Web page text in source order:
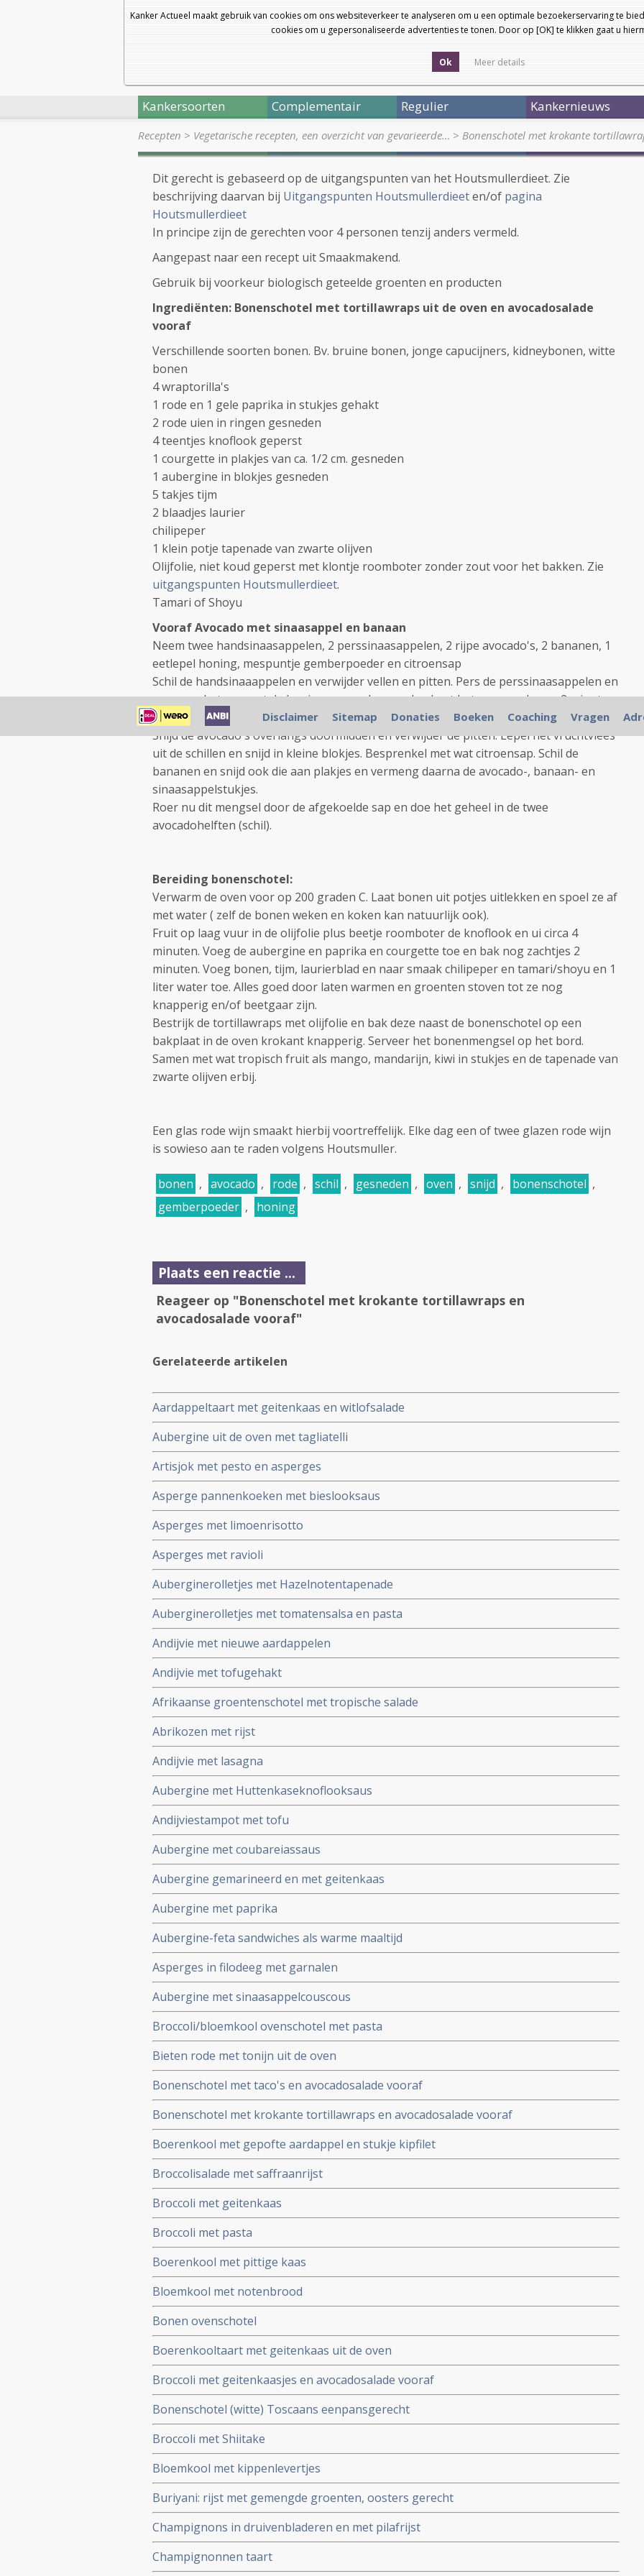
Kanker Actueel maakt gebruik van cookies om ons websiteverkeer te analyseren om u een optimale bezoekerservaring te
cookies om u gepersonaliseerde advertenties te tonen. Door op [OK] te klikken gaat u
Ok Meer details
Kankersoorten Complementair Regulier Kankernieuws
Recepten > Vegetarische recepten, een overzicht van gevarieerde… > Bonenschotel met krokante
Dit gerecht is gebaseerd op de uitgangspunten van het Houtsmullerdieet. Zie
beschrijving daarvan bij Uitgangspunten Houtsmullerdieeten/of pagina
Houtsmullerdieet
In principe zijn de gerechten voor 4 personen tenzij anders vermeld.
Aangepast naar een recept uit Smaakmakend.
Gebruik bij voorkeur biologisch geteelde groenten en producten
Ingrediënten: Bonenschotel met tortillawraps uit de oven en avocadosalade
vooraf
Verschillende soorten bonen. Bv. bruine bonen, jonge capucijners, kidneybonen, witte
bonen
4 wraptorilla's
1 rode en 1 gele paprika in stukjes gehakt
2 rode uien in ringen gesneden
4 teentjes knoflook geperst
1 courgette in plakjes van ca. 1/2 cm. gesneden
1 aubergine in blokjes gesneden
5 takjes tijm
2 blaadjes laurier
chilipeper
1 klein potje tapenade van zwarte olijven
Olijfolie, niet koud geperst met klontje roomboter zonder zout voor het bakken. Zie
uitgangspunten Houtsmullerdieet.
Tamari of Shoyu
Vooraf Avocado met sinaasappel en banaan
Neem twee handsinaasappelen, 2 perssinaasappelen, 2 rijpe avocado's, 2 bananen, 1
eetlepel honing, mespuntje gemberpoeder en citroensap
Schil de handsinaaappelen en verwijder vellen en pitten. Pers de perssinaasappelen en
vermeng het sap met de honing en gemberpoeder. Laat het gemengde sap 2 minuten
zachtjes koken en vervolgens afkoelen.
Snijd de avocado's overlangs doormidden en verwijder de pitten. Lepel het vruchtvlees
uit de schillen en snijd in kleine blokjes. Besprenkel met wat citroensap. Schil de
bananen en snijd ook die aan plakjes en vermeng daarna de avocado-, banaan- en
sinaasappelstukjes.
Roer nu dit mengsel door de afgekoelde sap en doe het geheel in de twee
avocadohelften (schil).
Bereiding bonenschotel:
Verwarm de oven voor op 200 graden C. Laat bonen uit potjes uitlekken en spoel ze af
met water ( zelf de bonen weken en koken kan natuurlijk ook).
Fruit op laag vuur in de olijfolie plus beetje roomboter de knoflook en ui circa 4
minuten. Voeg de aubergine en paprika en courgette toe en bak nog zachtjes 2
minuten. Voeg bonen, tijm, laurierblad en naar smaak chilipeper en tamari/shoyu en 1
liter water toe. Alles goed door laten warmen en groenten stoven tot ze nog
knapperig en/of beetgaar zijn.
Bestrijk de tortillawraps met olijfolie en bak deze naast de bonenschotel op een
bakplaat in de oven krokant knapperig. Serveer het bonenmengsel op het bord.
Samen met wat tropisch fruit als mango, mandarijn, kiwi in stukjes en de tapenade van
zwarte olijven erbij.
Een glas rode wijn smaakt hierbij voortreffelijk. Elke dag een of twee glazen rode wijn
is sowieso aan te raden volgens Houtsmuller.
bonen , avocado , rode , schil , gesneden , oven , snijd , bonenschotel ,
gemberpoeder , honing
Plaats een reactie ...
Reageer op "Bonenschotel met krokante tortillawraps en
avocadosalade vooraf"
Gerelateerde artikelen
Aardappeltaart met geitenkaas en witlofsalade
Aubergine uit de oven met tagliatelli
Artisjok met pesto en asperges
Asperge pannenkoeken met bieslooksaus
Asperges met limoenrisotto
Asperges met ravioli
Auberginerolletjes met Hazelnotentapenade
Auberginerolletjes met tomatensalsa en pasta
Andijvie met nieuwe aardappelen
Andijvie met tofugehakt
Afrikaanse groentenschotel met tropische salade
Abrikozen met rijst
Andijvie met lasagna
Aubergine met Huttenkaseknoflooksaus
Andijviestampot met tofu
Aubergine met coubareiassaus
Aubergine gemarineerd en met geitenkaas
Aubergine met paprika
Aubergine-feta sandwiches als warme maaltijd
Asperges in filodeeg met garnalen
Aubergine met sinaasappelcouscous
Broccoli/bloemkool ovenschotel met pasta
Bieten rode met tonijn uit de oven
Bonenschotel met taco's en avocadosalade vooraf
Bonenschotel met krokante tortillawraps en avocadosalade vooraf
Boerenkool met gepofte aardappel en stukje kipfilet
Broccolisalade met saffraanrijst
Broccoli met geitenkaas
Broccoli met pasta
Boerenkool met pittige kaas
Bloemkool met notenbrood
Bonen ovenschotel
Boerenkooltaart met geitenkaas uit de oven
Broccoli met geitenkaasjes en avocadosalade vooraf
Bonenschotel (witte) Toscaans eenpansgerecht
Broccoli met Shiitake
Bloemkool met kippenlevertjes
Buriyani: rijst met gemengde groenten, oosters gerecht
Champignons in druivenbladeren en met pilafrijst
Champignonnen taart
Disclaimer Sitemap Donaties Boeken Coaching Vragen